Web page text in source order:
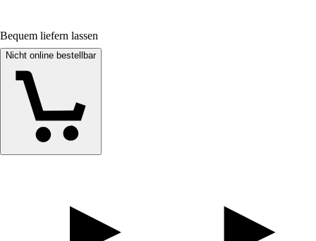
Bequem liefern lassen
Nicht online bestellbar